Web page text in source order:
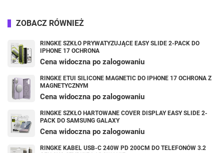
ZOBACZ RÓWNIEŻ
RINGKE SZKŁO PRYWATYZUJĄCE EASY SLIDE 2-PACK DO
IPHONE 17 OCHRONA
Cena widoczna po zalogowaniu
RINGKE ETUI SILICONE MAGNETIC DO IPHONE 17 OCHRONA Z
MAGNETYCZNYM
Cena widoczna po zalogowaniu
RINGKE SZKŁO HARTOWANE COVER DISPLAY EASY SLIDE 2-
PACK DO SAMSUNG GALAXY
Cena widoczna po zalogowaniu
RINGKE KABEL USB-C 240W PD 200CM DO TELEFONÓW 3.2